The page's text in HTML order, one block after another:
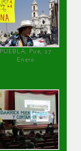
PUEBLA, Pue, 27
Enero